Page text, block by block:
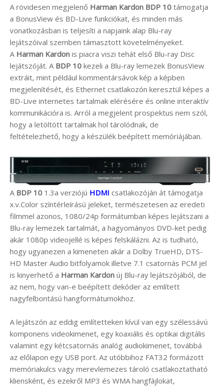
A rövidesen megjelenő Harman Kardon BDP 10 támogatja
a BonusView és BD-Live funkciókat, és minden más
vonatkozásban is teljesíti a napjaink alap Blu-ray
lejátszóival szemben támasztott követelményeket.
A Harman Kardon is piacra viszi tehát első Blu-ray Disc
lejátszóját. A BDP 10 kezeli a Blu-ray lemezek BonusView
extráit, mint például kommentársávok kép a képben
megjelenítését, és Ethernet csatlakozón keresztül képes a
BD-Live internetes tartalmak elérésére és online interaktív
kommunikációra is. Arról a megjelent prospektus nem szól,
hogy a letöltött tartalmak hol tárolódnak, de
feltételezhető, hogy a készülék beépített memóriájában.
A BDP 10 1.3a verziójú HDMI csatlakozóján át támogatja
x.v.Color színtérleírású jeleket, természetesen az eredeti
filmmel azonos, 1080/24p formátumban képes lejátszani a
Blu-ray lemezek tartalmát, a hagyományos DVD-ket pedig
akár 1080p videojellé is képes felskálázni. Az is tudható,
hogy ugyanezen a kimeneten akár a Dolby TrueHD, DTS-
HD Master Audio bitfolyamok illetve 7.1 csatornás PCM jel
is kinyerhető a Harman Kardon új Blu-ray lejátszójából, de
az nem, hogy van-e beépített dekóder az említett
nagyfelbontású hangformátumokhoz.
A lejátszón az eddig említetteken kívül van egy szélessávú
komponens videokimenet, egy koaxiális és optikai digitális
valamint egy kétcsatornás analóg audiokimenet, továbbá
az előlapon egy USB port. Az utóbbihoz FAT32 formázott
memóriakulcs vagy merevlemezes tároló csatlakoztatható
kliensként, és ezekről MP3 és WMA hangfájlokat,